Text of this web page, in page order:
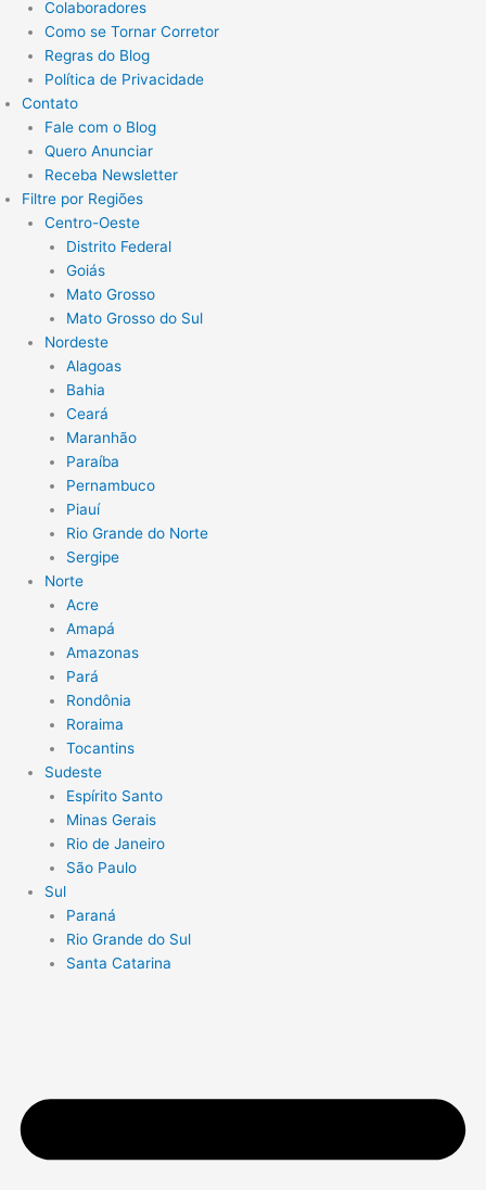
Colaboradores
Como se Tornar Corretor
Regras do Blog
Política de Privacidade
Contato
Fale com o Blog
Quero Anunciar
Receba Newsletter
Filtre por Regiões
Centro-Oeste
Distrito Federal
Goiás
Mato Grosso
Mato Grosso do Sul
Nordeste
Alagoas
Bahia
Ceará
Maranhão
Paraíba
Pernambuco
Piauí
Rio Grande do Norte
Sergipe
Norte
Acre
Amapá
Amazonas
Pará
Rondônia
Roraima
Tocantins
Sudeste
Espírito Santo
Minas Gerais
Rio de Janeiro
São Paulo
Sul
Paraná
Rio Grande do Sul
Santa Catarina